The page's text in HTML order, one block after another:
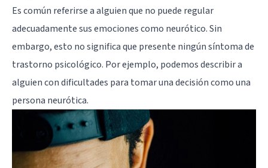
Es común referirse a alguien que no puede regular
adecuadamente sus emociones como neurótico. Sin
embargo, esto no significa que presente ningún síntoma de
trastorno psicológico. Por ejemplo, podemos describir a
alguien con dificultades para tomar una decisión como una
persona neurótica.